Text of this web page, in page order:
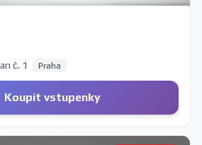
č. 1 Praha
Koupit vstupenky